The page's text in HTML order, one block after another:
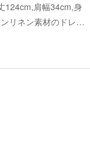
124cm,肩幅34cm,身
リネン素材のドレ…